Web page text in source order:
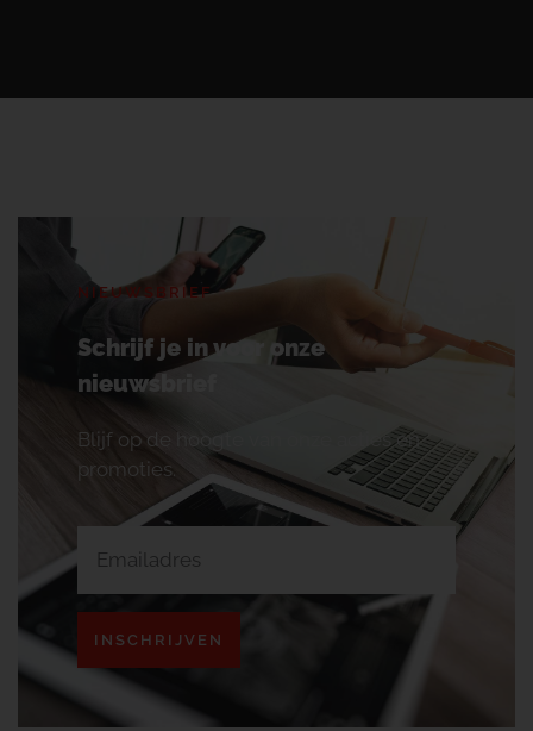
NIEUWSBRIEF
Schrijf je in voor onze
nieuwsbrief
Blijf op de hoogte van onze acties en
promoties.
INSCHRIJVEN